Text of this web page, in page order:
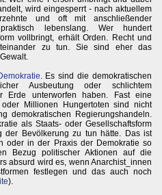
wird eingesperrt - nach aktuellem
und oft mit anschließender
lebenslang. Wer hundert
vollbringt, erhält Orden. Recht und
zu tun. Sie sind eher das
. Es sind die demokratischen
Ausbeutung oder schlichtem
Erde unterworfen haben. Fast eine
Millionen Hungertoten sind nicht
demokratischen Regierungshandeln.
als Staats- oder Gesellschaftsform
der Bevölkerung zu tun hätte. Das ist
oder in der Praxis der Demokratie so
Bezug politischer Aktionen auf die
absurd wird es, wenn Anarchist_innen
festlegen und das auch noch
).